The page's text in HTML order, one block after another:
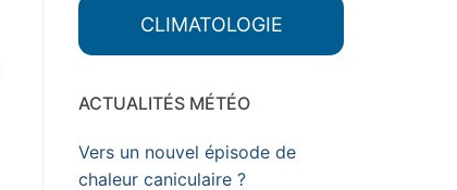
CLIMATOLOGIE
ACTUALITÉS MÉTÉO
Vers un nouvel épisode de
chaleur caniculaire ?